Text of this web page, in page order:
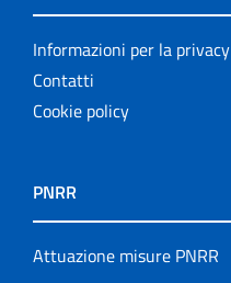
Informazioni per la privacy
Contatti
Cookie policy
PNRR
Attuazione misure PNRR